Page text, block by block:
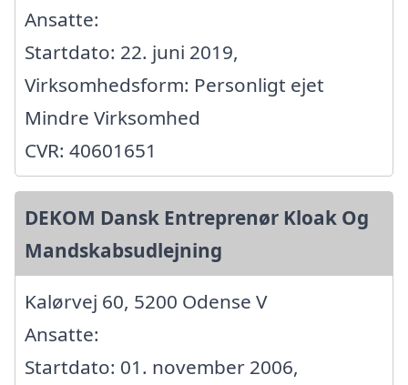
Ansatte:
Startdato: 22. juni 2019,
Virksomhedsform: Personligt ejet
Mindre Virksomhed
CVR: 40601651
DEKOM Dansk Entreprenør Kloak Og
Mandskabsudlejning
Kalørvej 60, 5200 Odense V
Ansatte:
Startdato: 01. november 2006,